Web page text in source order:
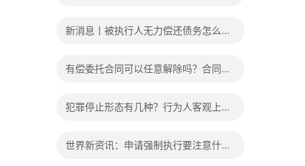
新消息丨被执行人无力偿还债务怎么
有偿委托合同可以任意解除吗？合同无
犯罪停止形态有几种？行为人客观上实
世界新资讯：申请强制执行要注意什么